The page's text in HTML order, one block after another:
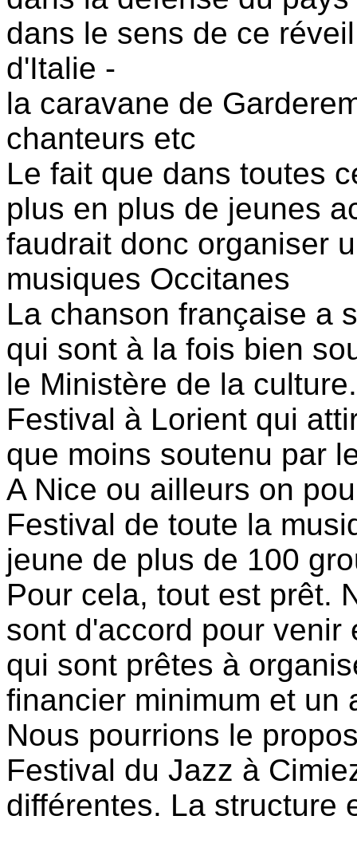
dans le sens de ce
d'Italie -
la caravane de
chanteurs etc
Le fait que dans toutes
plus en plus de jeunes
faudrait donc organiser
musiques Occitanes
La chanson française a
qui sont à la fois bien
le Ministère de la
Festival à Lorient qui
que moins soutenu par
A Nice ou ailleurs on
Festival de toute la
jeune de plus de 100
Pour cela, tout est prêt.
sont d'accord pour
qui sont prêtes à
financier minimum et un
Nous pourrions le
Festival du Jazz à
différentes. La structure